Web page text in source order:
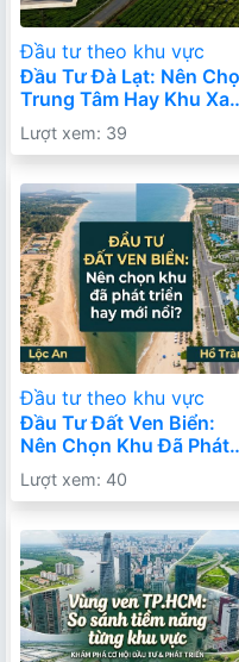
Đầu tư theo khu vực
Đầu Tư Đà Lạt: Nên
Trung Tâm Hay Khu Xa
(Cầu Đất) Để Sinh Lời Tốt
Nhất?
Lượt xem: 39
Đầu tư theo khu vực
Đầu Tư Đất Ven Biển:
Nên Chọn Khu Đã Phát
Triển Hay Mới Nổi Để
Sinh Lời Bền Vững?
Lượt xem: 40